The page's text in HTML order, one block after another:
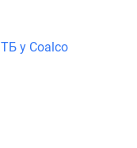
у Coalco